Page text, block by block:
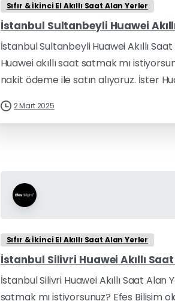
Sıfır & İkinci El Akıllı Saat Alan Yerler
İstanbul Sultanbeyli Huawei
İstanbul Sultanbeyli Huawei Akıllı
Huawei akıllı saat satmak mı
nakit ödeme ile satın alıyoruz. İster
2 Mart 2025
Sıfır & İkinci El Akıllı Saat Alan Yerler
İstanbul Silivri Huawei Akıllı
İstanbul Silivri Huawei Akıllı Saat Alan
satmak mı istiyorsunuz? Efes Bilişim